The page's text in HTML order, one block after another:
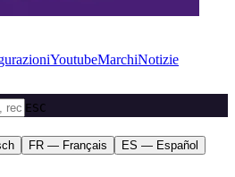
YoutubeMarchiNotizie
ESC
FR — Français
ES — Español